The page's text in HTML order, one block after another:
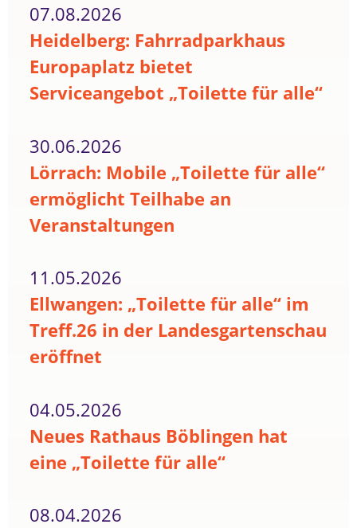
07.08.2026
Heidelberg: Fahrradparkhaus
Europaplatz bietet
Serviceangebot „Toilette für alle“
30.06.2026
Lörrach: Mobile „Toilette für alle“
ermöglicht Teilhabe an
Veranstaltungen
11.05.2026
Ellwangen: „Toilette für alle“ im
Treff.26 in der Landesgartenschau
eröffnet
04.05.2026
Neues Rathaus Böblingen hat
eine „Toilette für alle“
08.04.2026